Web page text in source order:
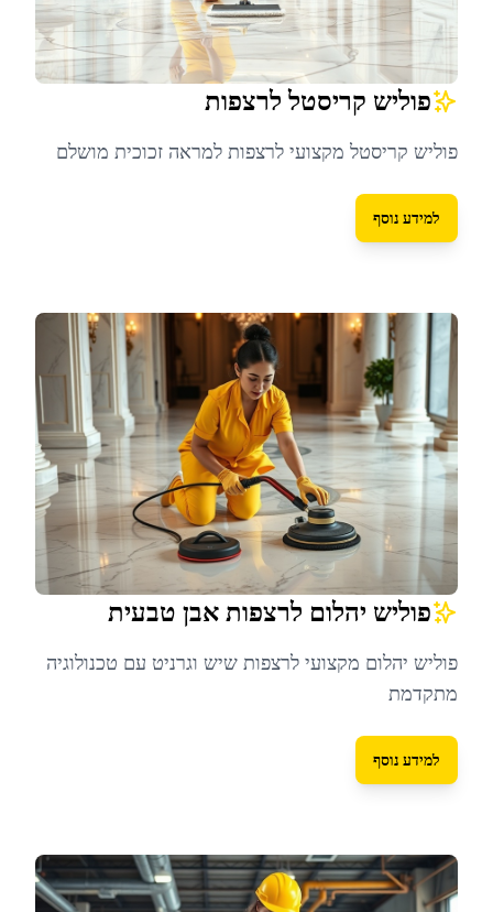
פוליש קריסטל לרצפות
פוליש קריסטל מקצועי לרצפות למראה זכוכית מושלם
למידע נוסף
פוליש יהלום לרצפות אבן טבעית
פוליש יהלום מקצועי לרצפות שיש וגרניט עם טכנולוגיה
מתקדמת
למידע נוסף